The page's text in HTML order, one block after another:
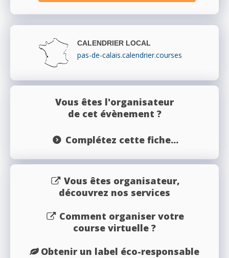
CALENDRIER LOCAL
pas-de-calais.calendrier.courses
Vous êtes l'organisateur
de cet évènement ?
Complétez cette fiche...
Vous êtes organisateur,
découvrez nos services
Comment organiser votre
course virtuelle ?
Obtenir un label éco-responsable